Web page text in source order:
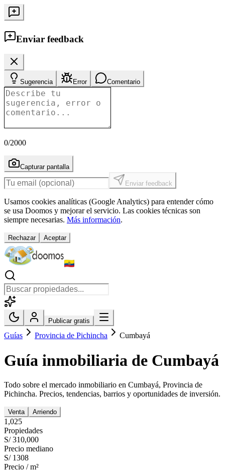
Enviar feedback
Sugerencia Error Comentario
0/2000
Capturar pantalla
Enviar feedback
Usamos cookies analíticas (Google Analytics) para entender cómo
se usa Doomos y mejorar el servicio. Las cookies técnicas son
siempre necesarias. Más información.
Rechazar Aceptar
Publicar gratis
Guías Provincia de Pichincha Cumbayá
Guía inmobiliaria de Cumbayá
Todo sobre el mercado inmobiliario en Cumbayá, Provincia de
Pichincha. Precios, tendencias, barrios y oportunidades de inversión.
Venta Arriendo
1,025
Propiedades
S/ 310,000
Precio mediano
S/ 1308
Precio / m²